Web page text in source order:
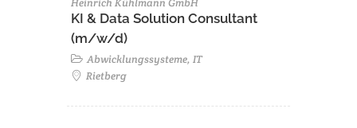
Heinrich Kühlmann GmbH
KI & Data Solution Consultant
(m/w/d)
Abwicklungssysteme, IT
Rietberg